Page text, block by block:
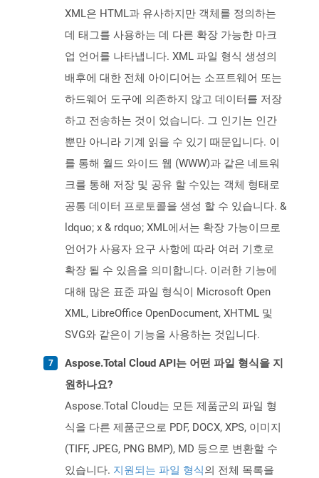
XML은 HTML과 유사하지만 객체를 정의하는
데 태그를 사용하는 데 다른 확장 가능한 마크
업 언어를 나타냅니다. XML 파일 형식 생성의
배후에 대한 전체 아이디어는 소프트웨어 또는
하드웨어 도구에 의존하지 않고 데이터를 저장
하고 전송하는 것이 었습니다. 그 인기는 인간
뿐만 아니라 기계 읽을 수 있기 때문입니다. 이
를 통해 월드 와이드 웹 (WWW)과 같은 네트워
크를 통해 저장 및 공유 할 수있는 객체 형태로
공통 데이터 프로토콜을 생성 할 수 있습니다. &
ldquo; x & rdquo; XML에서는 확장 가능이므로
언어가 사용자 요구 사항에 따라 여러 기호로
확장 될 수 있음을 의미합니다. 이러한 기능에
대해 많은 표준 파일 형식이 Microsoft Open
XML, LibreOffice OpenDocument, XHTML 및
SVG와 같은이 기능을 사용하는 것입니다.
Aspose.Total Cloud API는 어떤 파일 형식을 지
원하나요?
Aspose.Total Cloud는 모든 제품군의 파일 형
식을 다른 제품군으로 PDF, DOCX, XPS, 이미지
(TIFF, JPEG, PNG BMP), MD 등으로 변환할 수
있습니다. 지원되는 파일 형식의 전체 목록을